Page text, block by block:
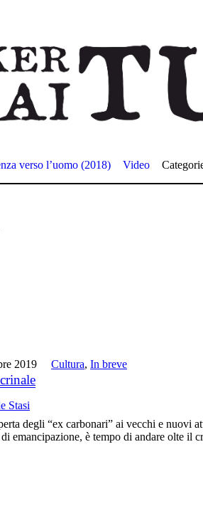
verso l’uomo (2018) Video
2019 Cultura,In breve
Stasi
degli “ex carbonari” ai vecchi e nuovi
emancipazione, è tempo di andare olte il